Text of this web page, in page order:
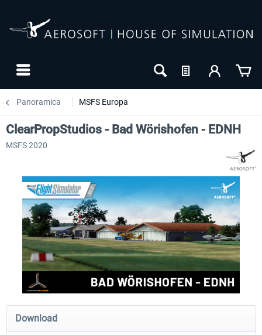
Panoramica MSFS Europa
Aerosoft Airport Cologne/Bonn sim-wings Hamburg
ClearPropStudios - Bad Wörishofen - EDNH
MSFS 2020
Download